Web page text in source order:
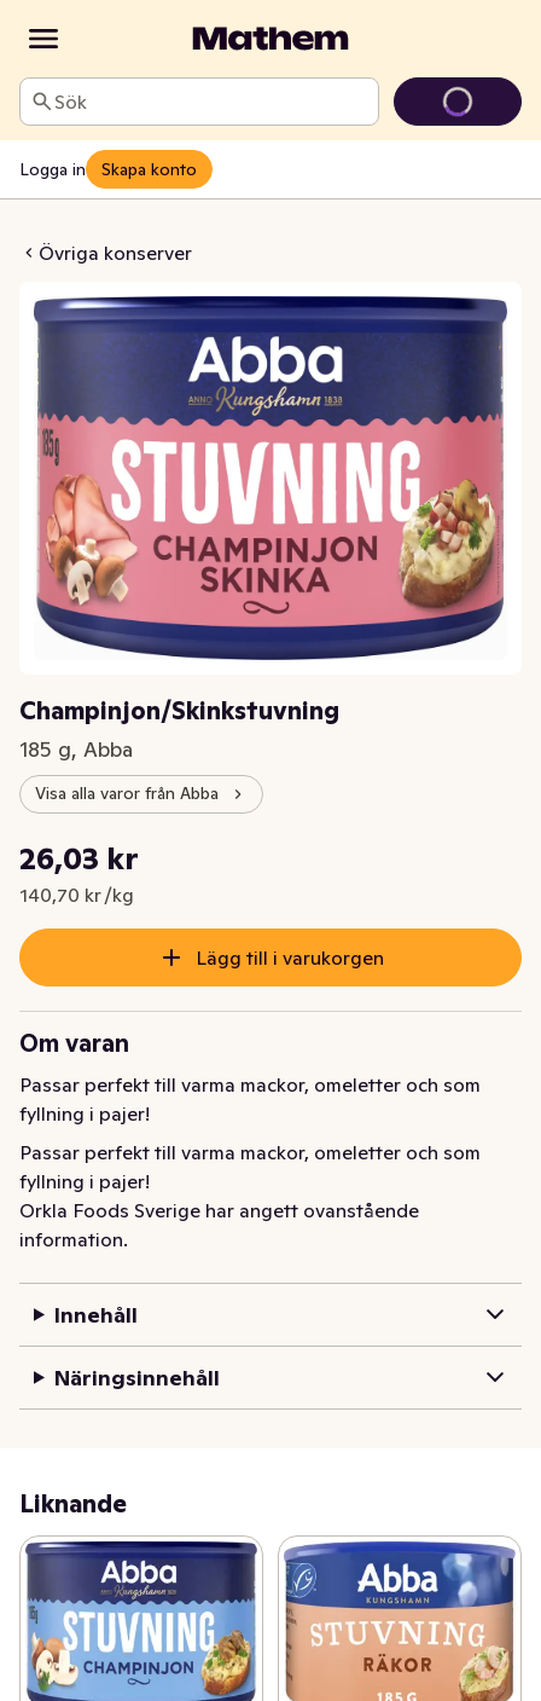
Sök
Logga in Skapa konto
Övriga konserver
Skinkstuvning
Champinjon/Skinkstuvning
185 g, Abba
Visa alla varor från Abba
Nuvarande pris är: 26,03 kr
26,03 kr
140,70 kr /kg
Styckpris: 140,70 kr /kg
Lägg till i varukorgen
Om varan
Passar perfekt till varma mackor, omeletter och som
fyllning i pajer!
Passar perfekt till varma mackor, omeletter och som
fyllning i pajer!
Orkla Foods Sverige har angett ovanstående
information.
Innehåll
Näringsinnehåll
Liknande